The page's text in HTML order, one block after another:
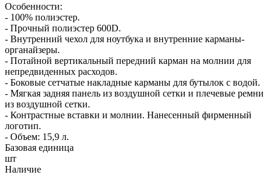
Особенности:
- 100% полиэстер.
- Прочный полиэстер 600D.
- Внутренний чехол для ноутбука и внутренние карманы-
органайзеры.
- Потайной вертикальный передний карман на молнии для
непредвиденных расходов.
- Боковые сетчатые накладные карманы для бутылок с водой.
- Мягкая задняя панель из воздушной сетки и плечевые ремни
из воздушной сетки.
- Контрастные вставки и молнии. Нанесенный фирменный
логотип.
- Объем: 15,9 л.
Базовая единица
шт
Наличие